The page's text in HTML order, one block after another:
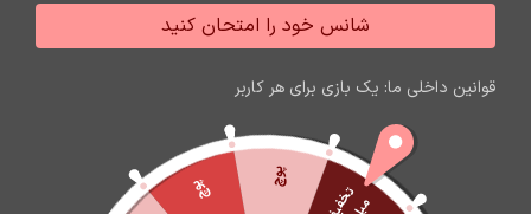
برای تغییر این متن بر روی دکمه ویرایش کلیک کنید. لورم
ایپسوم متن ساختگی با تولید سادگی نامفهوم از صنعت چاپ
60
روز
05
ساعت
44
دقیقه
04
ثانیه
پوچ
پوچ
شانس خود را امتحان کنید
قوانین داخلی ما: یک بازی برای هر کاربر